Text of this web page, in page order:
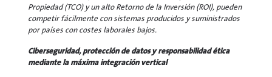
Propiedad (TCO) y un alto Retorno de la Inversión (ROI), pueden
competir fácilmente con sistemas producidos y suministrados
por países con costes laborales bajos.
Ciberseguridad, protección de datos y responsabilidad ética
mediante la máxima integración vertical